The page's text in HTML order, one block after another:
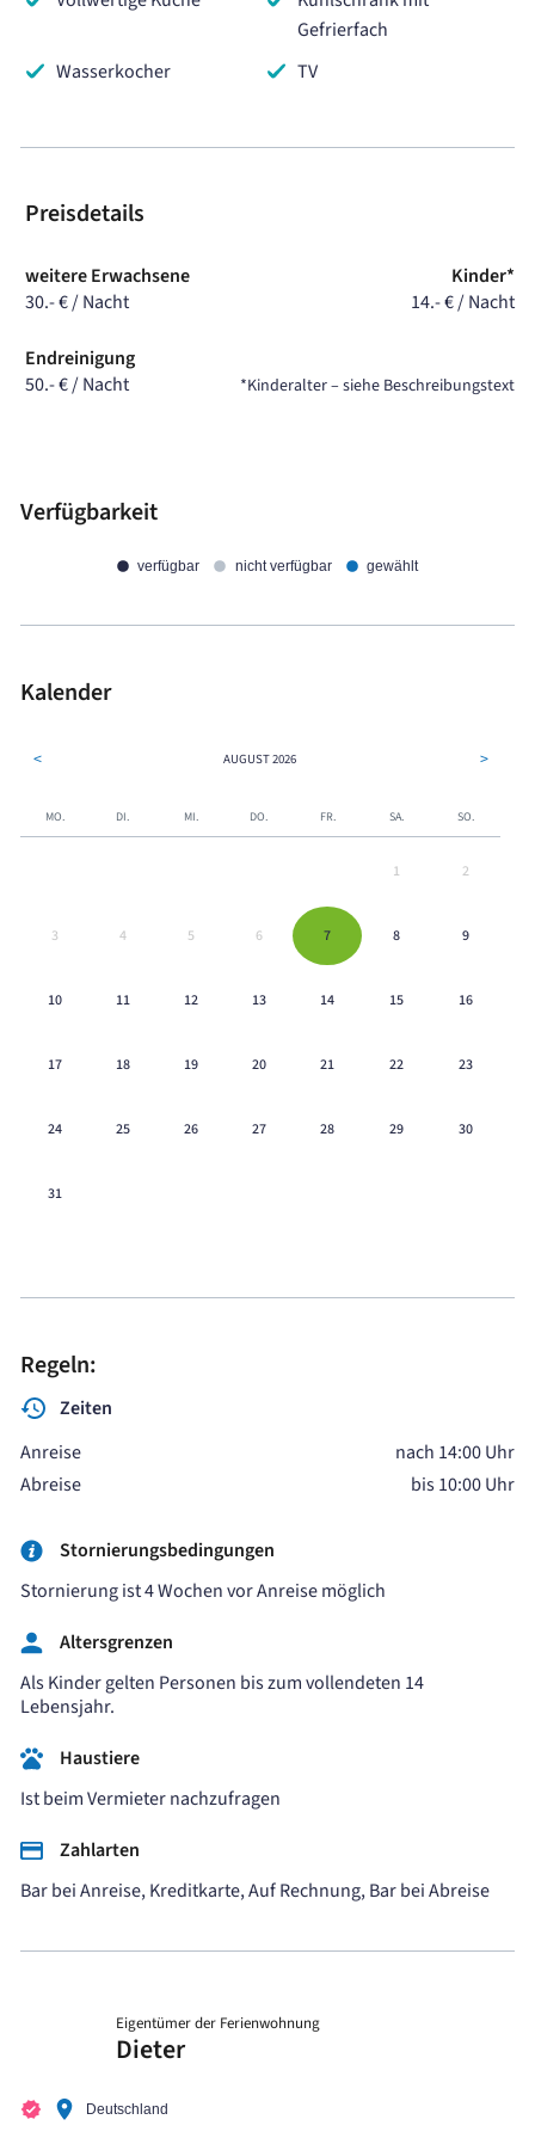
Gefrierfach
Wasserkocher
TV
Preisdetails
weitere Erwachsene
30.- € / Nacht
Kinder*
14.- € / Nacht
Endreinigung
50.- € / Nacht
*Kinderalter – siehe Beschreibungstext
Verfügbarkeit
verfügbar nicht verfügbar gewählt
Kalender
< AUGUST2026 >
MO. DI. MI. DO. FR. SA. SO.
1 2
3 4 5 6 7 8 9
10 11 12 13 14 15 16
17 18 19 20 21 22 23
24 25 26 27 28 29 30
31
Regeln:
Zeiten
Anreise
nach 14:00 Uhr
Abreise
bis 10:00 Uhr
Stornierungsbedingungen
Stornierung ist 4 Wochen vor Anreise möglich
Altersgrenzen
Als Kinder gelten Personen bis zum vollendeten 14
Lebensjahr.
Haustiere
Ist beim Vermieter nachzufragen
Zahlarten
Bar bei Anreise, Kreditkarte, Auf Rechnung, Bar bei Abreise
Eigentümer der Ferienwohnung
Dieter
Deutschland